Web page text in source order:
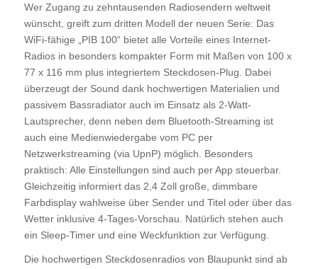
Wer Zugang zu zehntausenden Radiosendern weltweit
wünscht, greift zum dritten Modell der neuen Serie: Das
WiFi-fähige „PIB 100“ bietet alle Vorteile eines Internet-
Radios in besonders kompakter Form mit Maßen von 100 x
77 x 116 mm plus integriertem Steckdosen-Plug. Dabei
überzeugt der Sound dank hochwertigen Materialien und
passivem Bassradiator auch im Einsatz als 2-Watt-
Lautsprecher, denn neben dem Bluetooth-Streaming ist
auch eine Medienwiedergabe vom PC per
Netzwerkstreaming (via UpnP) möglich. Besonders
praktisch: Alle Einstellungen sind auch per App steuerbar.
Gleichzeitig informiert das 2,4 Zoll große, dimmbare
Farbdisplay wahlweise über Sender und Titel oder über das
Wetter inklusive 4-Tages-Vorschau. Natürlich stehen auch
ein Sleep-Timer und eine Weckfunktion zur Verfügung.
Die hochwertigen Steckdosenradios von Blaupunkt sind ab